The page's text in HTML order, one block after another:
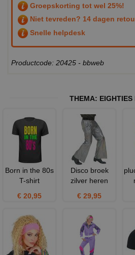
Groepskorting tot wel 25%!
Niet tevreden? 14 dagen
Snelle helpdesk
Productcode: 20425 - bbweb
THEMA: EIGHTIES
Born in the 80s
T-shirt
€ 20,95
Disco broek
zilver heren
€ 29,95